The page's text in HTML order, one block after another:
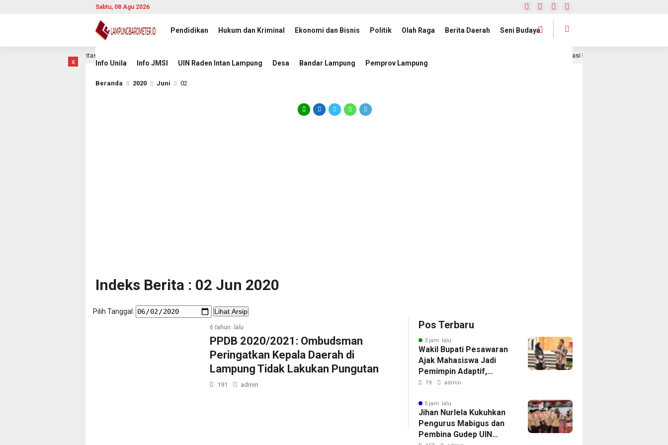
Sabtu, 08 Agu 2026
Pendidikan Hukum dan Kriminal Ekonomi dan Bisnis Politik Olah Raga Berita Daerah Seni Budaya
Info Unila Info JMSI UIN Raden Intan Lampung Desa Bandar Lampung Pemprov Lampung
x
Adaptif, Berintegritas, dan Berdampak Artikel & Opini// Transformasi Dakwah di Era Digital: Peluang Besar
Beranda 2020 Juni 02
Indeks Berita : 02 Jun 2020
Pilih Tanggal: Lihat Arsip
6 tahun lalu
PPDB 2020/2021: Ombudsman
Peringatkan Kepala Daerah di
Lampung Tidak Lakukan Pungutan
191 admin
Pos Terbaru
3 jam lalu
Wakil Bupati Pesawaran
Ajak Mahasiswa Jadi
Pemimpin Adaptif,
Berintegritas, dan
19 admin
5 jam lalu
Jihan Nurlela Kukuhkan
Pengurus Mabigus dan
Pembina Gudep UIN